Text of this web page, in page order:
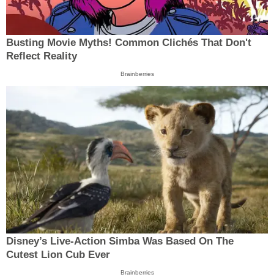
Busting Movie Myths! Common Clichés That Don't
Reflect Reality
Brainberries
Disney’s Live-Action Simba Was Based On The
Cutest Lion Cub Ever
Brainberries